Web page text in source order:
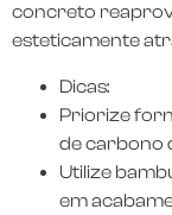
concreto
esteticamente
Dicas:
Priorize
de carbono
Utilize
em